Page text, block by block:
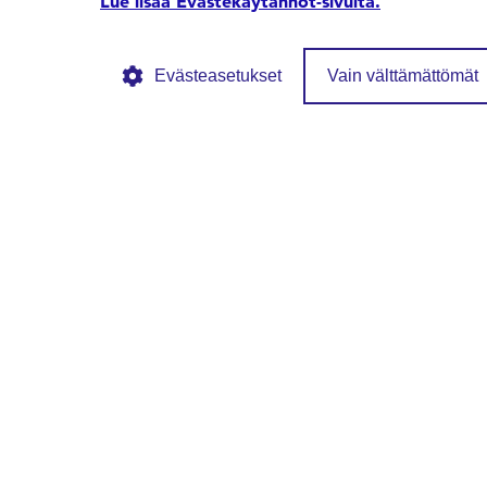
© SFS ry Tietosuojaseloste Evästekäytännöt
Evästeasetukset Vain välttämättömät